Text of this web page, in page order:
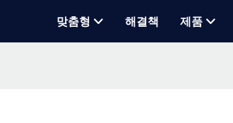
맞춤형 해결책 제품